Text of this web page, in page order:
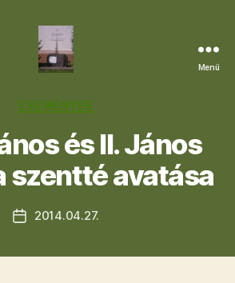
Egyházközség
Menü
Kategóriák
ESEMÉNYEK
és II. János
szentté avatása
Bejegyzés
2014.04.27.